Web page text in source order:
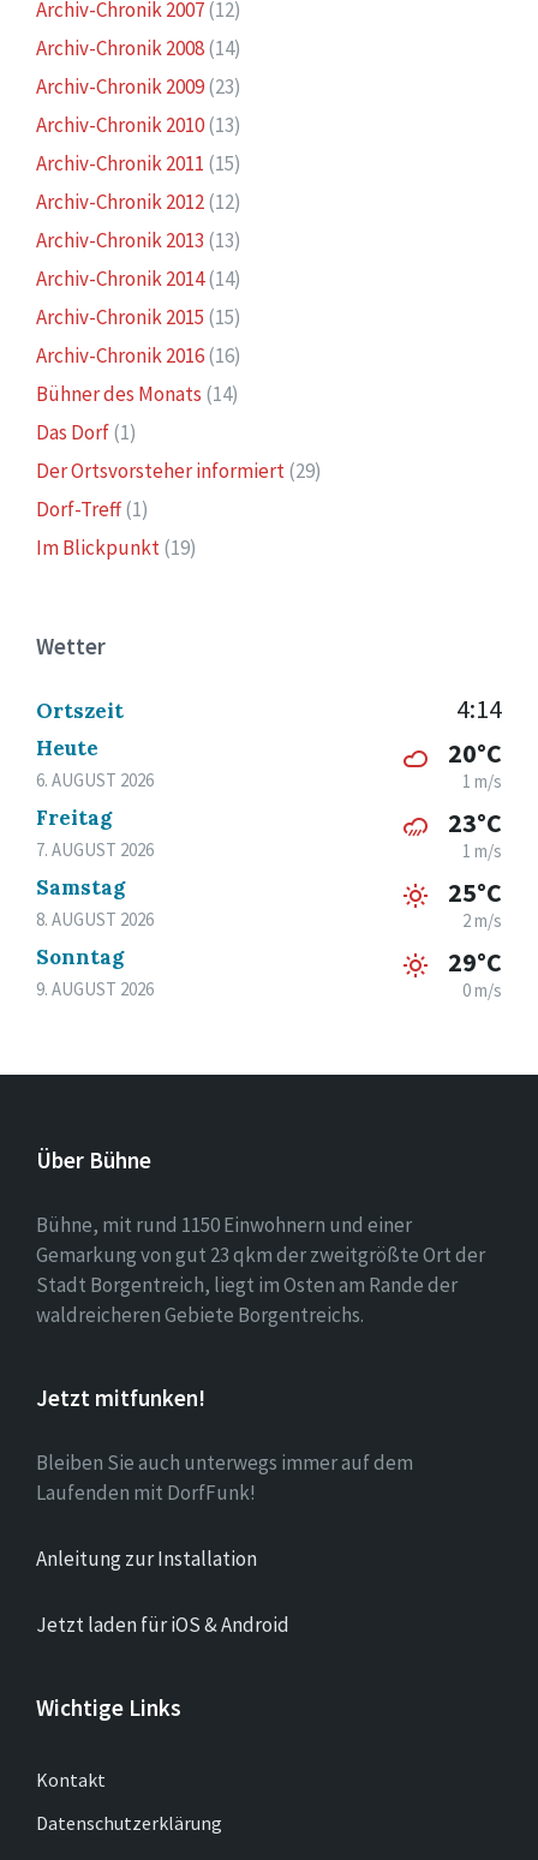
Archiv-Chronik 2007(12)
Archiv-Chronik 2008(14)
Archiv-Chronik 2009(23)
Archiv-Chronik 2010(13)
Archiv-Chronik 2011 (15)
Archiv-Chronik 2012(12)
Archiv-Chronik 2013 (13)
Archiv-Chronik 2014(14)
Archiv-Chronik 2015 (15)
Archiv-Chronik 2016(16)
Bühner des Monats (14)
Das Dorf(1)
Der Ortsvorsteher informiert(29)
Dorf-Treff(1)
Im Blickpunkt(19)
Wetter
Ortszeit 4:14
Heute
6. AUGUST 2026
20°C
1 m/s
Freitag
7. AUGUST 2026
23°C
1 m/s
Samstag
8. AUGUST 2026
25°C
2 m/s
Sonntag
9. AUGUST 2026
29°C
0 m/s
Über Bühne
Bühne, mit rund 1150 Einwohnern und einer
Gemarkung von gut 23 qkm der zweitgrößte Ort der
Stadt Borgentreich, liegt im Osten am Rande der
waldreicheren Gebiete Borgentreichs.
Jetzt mitfunken!
Bleiben Sie auch unterwegs immer auf dem
Laufenden mit DorfFunk!
Anleitung zur Installation
Jetzt laden für iOS & Android
Wichtige Links
Kontakt
Datenschutzerklärung